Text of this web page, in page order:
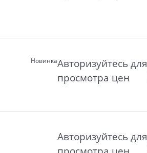
НовинкаАвторизуйтесь для
просмотра цен
Авторизуйтесь для